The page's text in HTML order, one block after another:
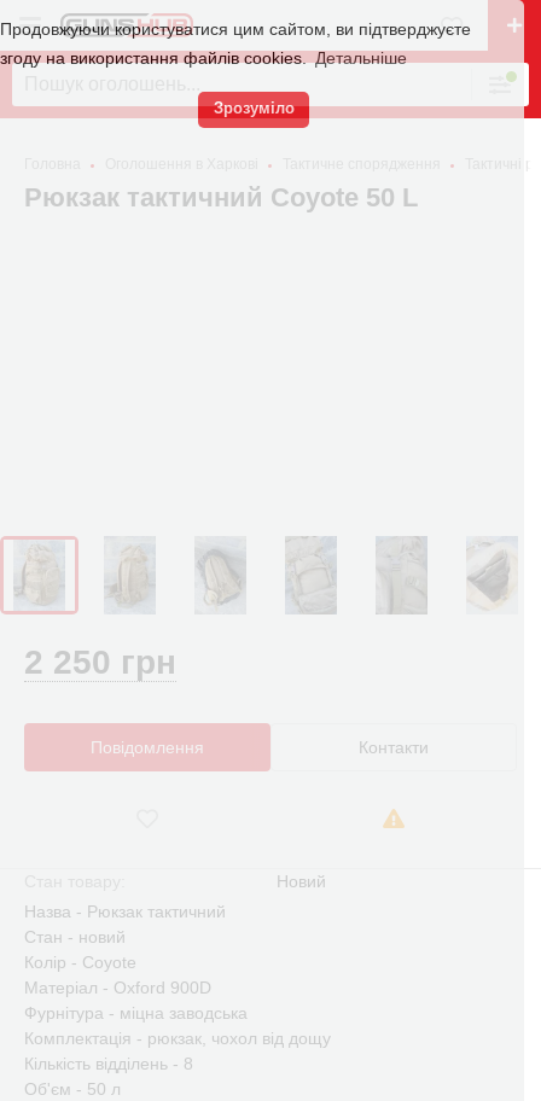
Продовжуючи користуватися цим сайтом, ви підтверджуєте
згоду на використання файлів cookies.
Детальніше
Зрозуміло
Тактичні
Рюкзак тактичний Coyote 50 L
2 250 грн
Повідомлення Контакти
Новий
Назва - Рюкзак тактичний
Стан - новий
Колір - Coyote
Матеріал - Oxford 900D
Фурнітура - міцна заводська
Комплектація - рюкзак, чохол від дощу
Кількість відділень - 8
Об'єм - 50 л